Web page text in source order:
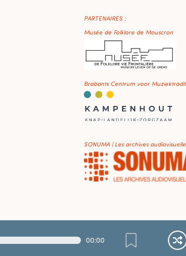
PARTENAIRES :
Musée de Folklore de Mouscron
Brabants Centrum voor
SONUMA | Les archives
00:00